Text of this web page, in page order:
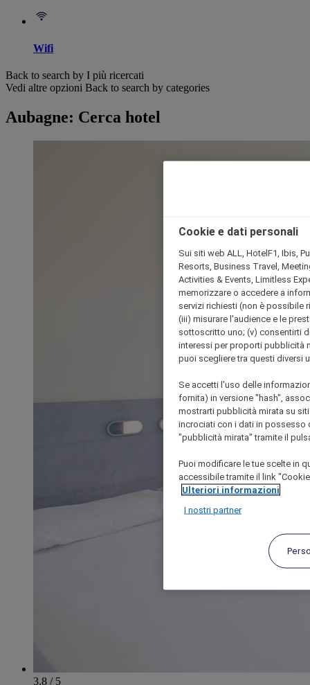
Wifi
Back to search by I più ricercati
Vedi altre opzioni Back to search by categories
Aubagne: Cerca hotel
3.8 / 5
Cookie e dati personali
Sui siti web ALL, HotelF1, Ibis,
Resorts, Business Travel,
Activities & Events, Limitless
memorizzare o accedere a
servizi richiesti (non è possibile
(iii) misurare l'audience e le
sottoscritto uno; (v) consentirti
interessi per proporti pubblicità
puoi scegliere tra questi diversi
Se accetti l'uso delle
fornita) in versione "hash",
mostrarti pubblicità mirata su
incrociati con i dati in possesso
"pubblicità mirata" tramite il
Puoi modificare le tue scelte in
accessibile tramite il link
Ulteriori informazioni
I nostri partner